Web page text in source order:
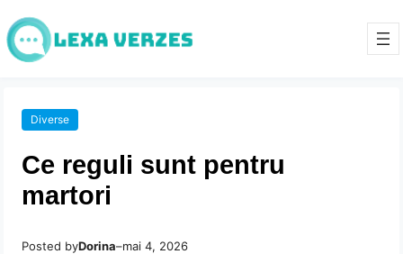
Diverse
Ce reguli sunt pentru
martori
Posted byDorina–mai 4, 2026